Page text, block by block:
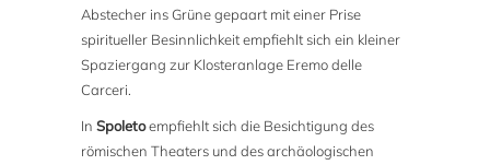
Abstecher ins Grüne gepaart mit einer Prise
spiritueller Besinnlichkeit empfiehlt sich ein kleiner
Spaziergang zur Klosteranlage Eremo delle
Carceri.
InSpoletoempfiehlt sich die Besichtigung des
römischen Theaters und des archäologischen